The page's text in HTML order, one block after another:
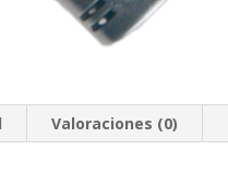
Valoraciones (0)